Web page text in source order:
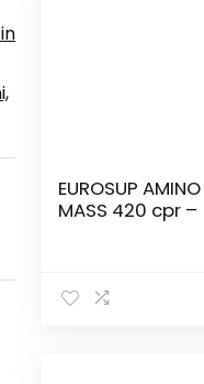
EUROSUP AMINO
MASS 420 cpr –